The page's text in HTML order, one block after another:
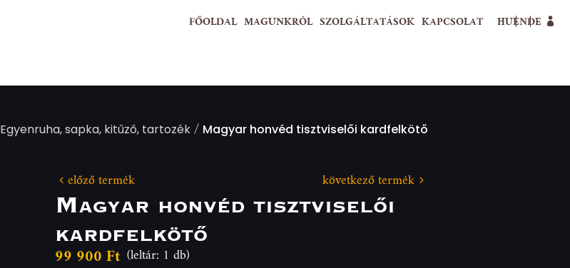
FŐOLDAL MAGUNKRÓL SZOLGÁLTATÁSOK KAPCSOLAT HUENDE
Egyenruha, sapka, kitűző, tartozék/ Magyar honvéd tisztviselői kardfelkötő
előző termék következő termék
Magyar honvéd tisztviselői
kardfelkötő
99 900 Ft (leltár: 1 db)